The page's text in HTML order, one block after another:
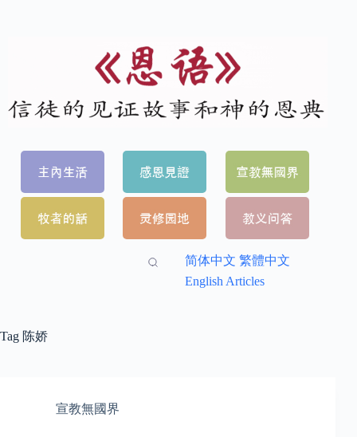
简体中文 繁體中文
English Articles
Tag 陈娇
宣教無國界